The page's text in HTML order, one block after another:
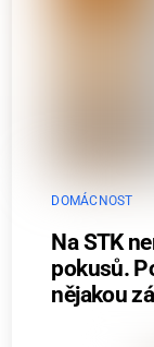
DOMÁCNOST
Na STK
pokusů.
nějakou